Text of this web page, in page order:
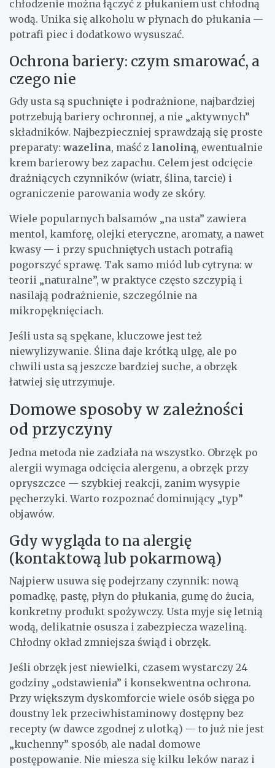
chłodzenie można łączyć z płukaniem ust chłodną
wodą. Unika się alkoholu w płynach do płukania —
potrafi piec i dodatkowo wysuszać.
Ochrona bariery: czym smarować, a
czego nie
Gdy usta są spuchnięte i podrażnione, najbardziej
potrzebują bariery ochronnej, a nie „aktywnych”
składników. Najbezpieczniej sprawdzają się proste
preparaty:wazelina, maść z lanoliną, ewentualnie
krem barierowy bez zapachu. Celem jest odcięcie
drażniących czynników (wiatr, ślina, tarcie) i
ograniczenie parowania wody ze skóry.
Wiele popularnych balsamów „na usta” zawiera
mentol, kamforę, olejki eteryczne, aromaty, a nawet
kwasy — i przy spuchniętych ustach potrafią
pogorszyć sprawę. Tak samo miód lub cytryna: w
teorii „naturalne”, w praktyce często szczypią i
nasilają podrażnienie, szczególnie na
mikropęknięciach.
Jeśli usta są spękane, kluczowe jest też
niewylizywanie. Ślina daje krótką ulgę, ale po
chwili usta są jeszcze bardziej suche, a obrzęk
łatwiej się utrzymuje.
Domowe sposoby w zależności
od przyczyny
Jedna metoda nie zadziała na wszystko. Obrzęk po
alergii wymaga odcięcia alergenu, a obrzęk przy
opryszczce — szybkiej reakcji, zanim wysypie
pęcherzyki. Warto rozpoznać dominujący „typ”
objawów.
Gdy wygląda to na alergię
(kontaktową lub pokarmową)
Najpierw usuwa się podejrzany czynnik: nową
pomadkę, pastę, płyn do płukania, gumę do żucia,
konkretny produkt spożywczy. Usta myje się letnią
wodą, delikatnie osusza i zabezpiecza wazeliną.
Chłodny okład zmniejsza świąd i obrzęk.
Jeśli obrzęk jest niewielki, czasem wystarczy 24
godziny „odstawienia” i konsekwentna ochrona.
Przy większym dyskomforcie wiele osób sięga po
doustny lek przeciwhistaminowy dostępny bez
recepty (w dawce zgodnej z ulotką) — to już nie jest
„kuchenny” sposób, ale nadal domowe
postępowanie. Nie miesza się kilku leków naraz i